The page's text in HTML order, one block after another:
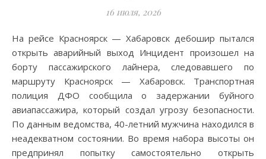
16 июля, 2026
На рейсе Красноярск — Хабаровск дебошир пытался
открыть аварийный выход Инцидент произошел на
борту пассажирского лайнера, следовавшего по
маршруту Красноярск — Хабаровск. Транспортная
полиция ДФО сообщила о задержании буйного
авиапассажира, который создал угрозу безопасности.
По данным ведомства, 40-летний мужчина находился в
неадекватном состоянии. Во время набора высоты он
предпринял попытку самостоятельно открыть